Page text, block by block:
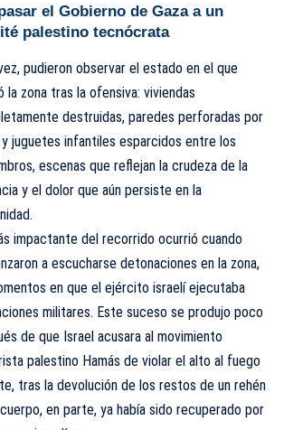
el Gobierno de Gaza a un
palestino tecnócrata
pudieron observar el estado en el que
la zona tras la ofensiva: viviendas
destruidas, paredes perforadas por
y juguetes infantiles esparcidos entre los
escenas que reflejan la crudeza de la
y el dolor que aún persiste en la
impactante del recorrido ocurrió cuando
a escucharse detonaciones en la zona,
en que el ejército israelí ejecutaba
militares. Este suceso se produjo poco
de que Israel acusara al movimiento
palestino Hamás de violar el alto al fuego
tras la devolución de los restos de un rehén
en parte, ya había sido recuperado por